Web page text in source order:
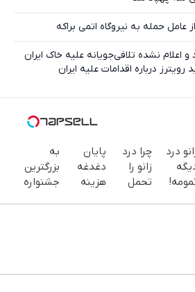
عامل حمله به نیروگاه اتمی براکه
اعلام نشده تلافی‌جویانه علیه خاک ایران
رویترز درباره اقدامات علیه ایران
درد
چرا درد
زانو را
تحمل
کن
پایان
دغدغه
هزینه
کننده
به
بزرگترین
جشنواره